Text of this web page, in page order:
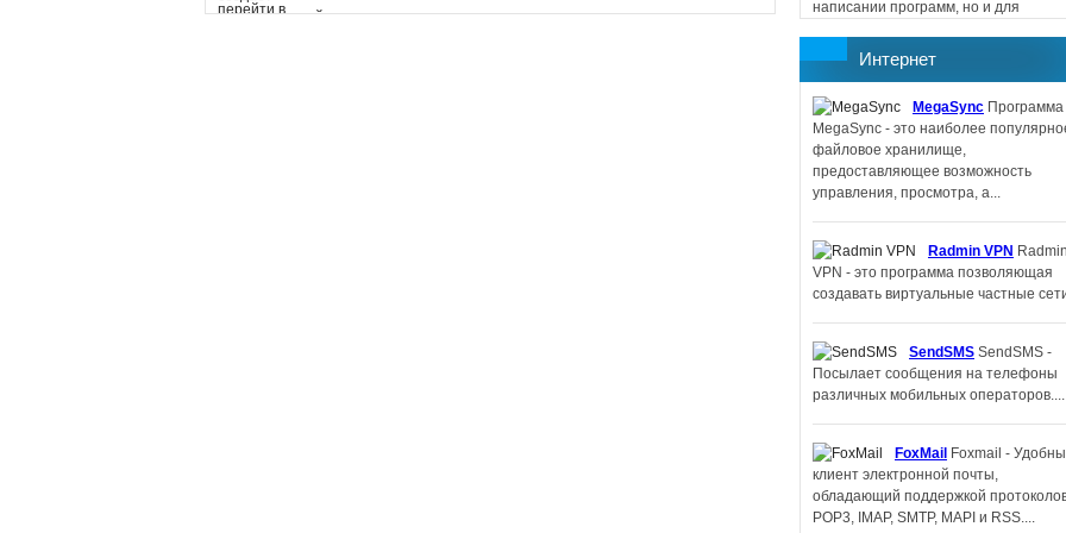
написании программ, но и для
поддерживается работа...
Memorize IT
- программа, помогающая пополнить
словарный запас изучаемого
иностранного языка....
Symphony IBM Lotus Symphony -
офисный пакет для Linux....
беплатная программа для
бланков, специально подготовленных
Form Pilot Office....
FeedReader
Feedreader - небольшая, компактная
программа для получения и чтения
новостей....
Интернет
MegaSync Программа
MegaSync - это наиболее
файловое хранилище,
предоставляющее возможность
управления, просмотра, а...
Radmin VPN Radmin
VPN - это программа позволяющая
создавать виртуальные частные
SendSMS SendSMS -
Посылает сообщения на телефоны
различных мобильных операторов....
FoxMail Foxmail -
клиент электронной почты,
обладающий поддержкой
POP3, IMAP, SMTP, MAPI и RSS....